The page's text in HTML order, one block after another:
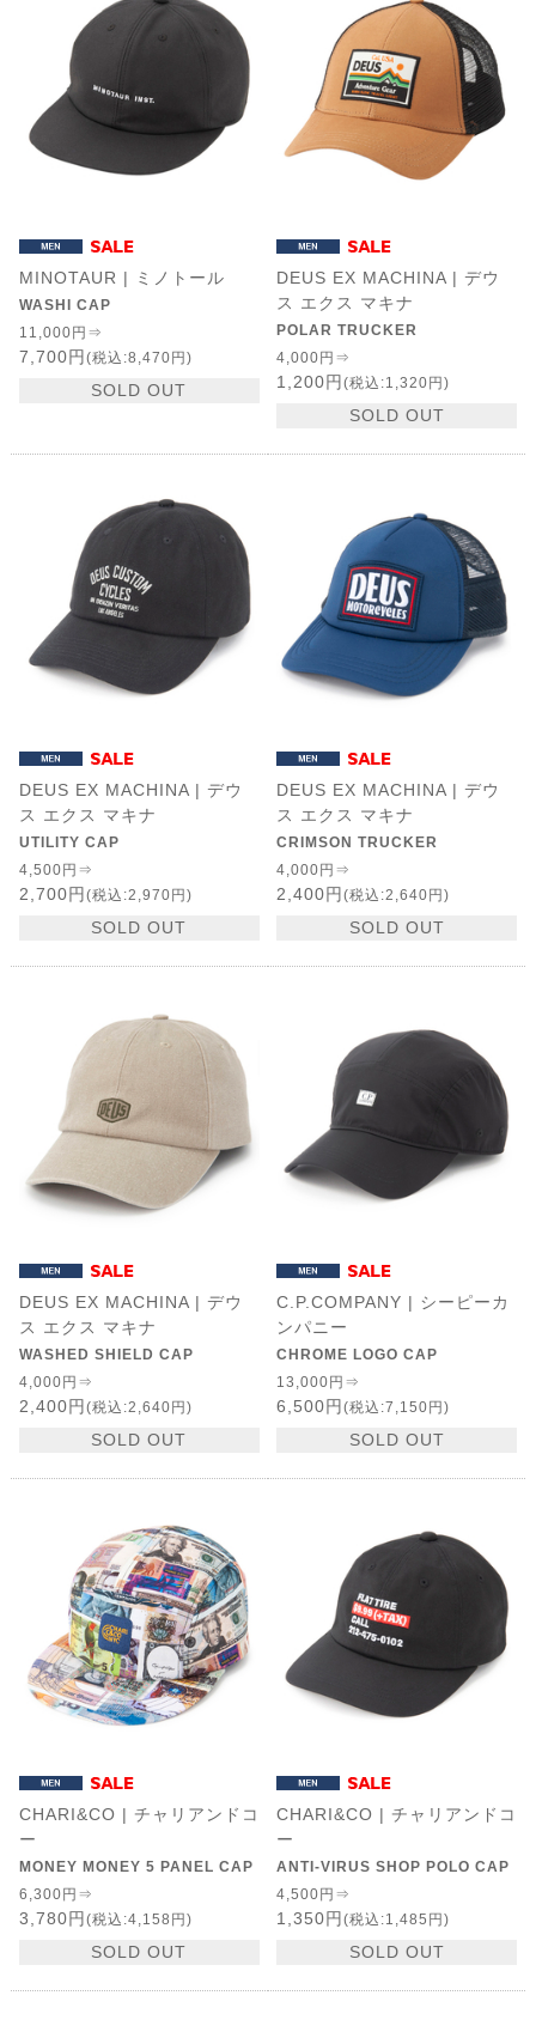
MINOTAUR | ミノトール
WASHI CAP
11,000円⇒
7,700円 (税込:8,470円)
SOLD OUT
DEUS EX MACHINA | デウ
ス エクス マキナ
POLAR TRUCKER
4,000円⇒
1,200円 (税込:1,320円)
SOLD OUT
DEUS EX MACHINA | デウ
ス エクス マキナ
UTILITY CAP
4,500円⇒
2,700円 (税込:2,970円)
SOLD OUT
DEUS EX MACHINA | デウ
ス エクス マキナ
CRIMSON TRUCKER
4,000円⇒
2,400円 (税込:2,640円)
SOLD OUT
DEUS EX MACHINA | デウ
ス エクス マキナ
WASHED SHIELD CAP
4,000円⇒
2,400円 (税込:2,640円)
SOLD OUT
C.P.COMPANY | シーピーカ
ンパニー
CHROME LOGO CAP
13,000円⇒
6,500円 (税込:7,150円)
SOLD OUT
CHARI&CO | チャリアンドコ
ー
MONEY MONEY 5 PANEL CAP
6,300円⇒
3,780円 (税込:4,158円)
SOLD OUT
CHARI&CO | チャリアンドコ
ー
ANTI-VIRUS SHOP POLO CAP
4,500円⇒
1,350円 (税込:1,485円)
SOLD OUT